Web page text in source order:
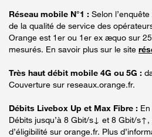
Réseau mobile N°1 : Selon
de la qualité de service des
Orange est 1er ou 1er ex æquo sur
mesurés. En savoir plus sur le site
Très haut débit mobile 4G ou 5G :
Couverture sur reseaux.orange.fr.
Débits Livebox Up et Max Fibre :
Débits jusqu’à 8 Gbit/s↓ et 8 Gbit/
d’éligibilité sur orange.fr. Plus